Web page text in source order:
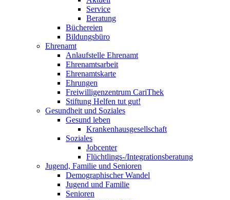
Service
Beratung
Büchereien
Bildungsbüro
Ehrenamt
Anlaufstelle Ehrenamt
Ehrenamtsarbeit
Ehrenamtskarte
Ehrungen
Freiwilligenzentrum CariThek
Stiftung Helfen tut gut!
Gesundheit und Soziales
Gesund leben
Krankenhausgesellschaft
Soziales
Jobcenter
Flüchtlings-/Integrationsberatung
Jugend, Familie und Senioren
Demographischer Wandel
Jugend und Familie
Senioren